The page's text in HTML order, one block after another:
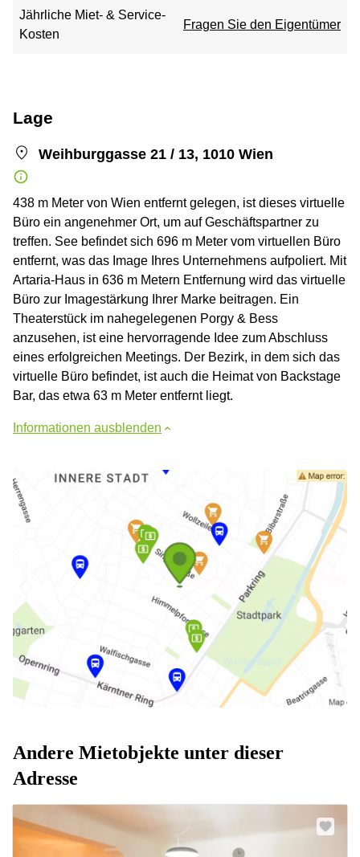
Jährliche Miet- & Service-
Kosten
Fragen Sie den Eigentümer
Lage
Weihburggasse 21 / 13, 1010 Wien
438 m Meter von Wien entfernt gelegen, ist dieses virtuelle
Büro ein angenehmer Ort, um auf Geschäftspartner zu
treffen. See befindet sich 696 m Meter vom virtuellen Büro
entfernt, was das Image Ihres Unternehmens aufpoliert. Mit
Artaria-Haus in 636 m Metern Entfernung wird das virtuelle
Büro zur Imagestärkung Ihrer Marke beitragen. Ein
Theaterstück im nahegelegenen Porgy & Bess
anzusehen, ist eine hervorragende Idee zum Abschluss
eines erfolgreichen Meetings. Der Bezirk, in dem sich das
virtuelle Büro befindet, ist auch die Heimat von Backstage
Bar, das etwa 63 m Meter entfernt liegt.
Informationen ausblenden
Andere Mietobjekte unter dieser
Adresse